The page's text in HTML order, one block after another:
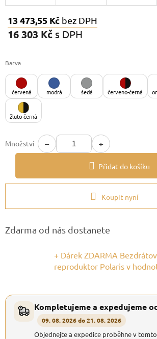
13 473,55 Kč bez DPH
16 303 Kč s DPH
Barva
červená modrá šedá červeno-černá
žluto-černá
Množství − +
Přidat do košíku
Koupit nyní
Zdarma od nás dostanete
+ Dárek ZDARMA
reproduktor Polaris v
Kompletujeme a expedujeme
09. 08. 2026 do 21. 08. 2026
Objednejte a expedice proběhne v